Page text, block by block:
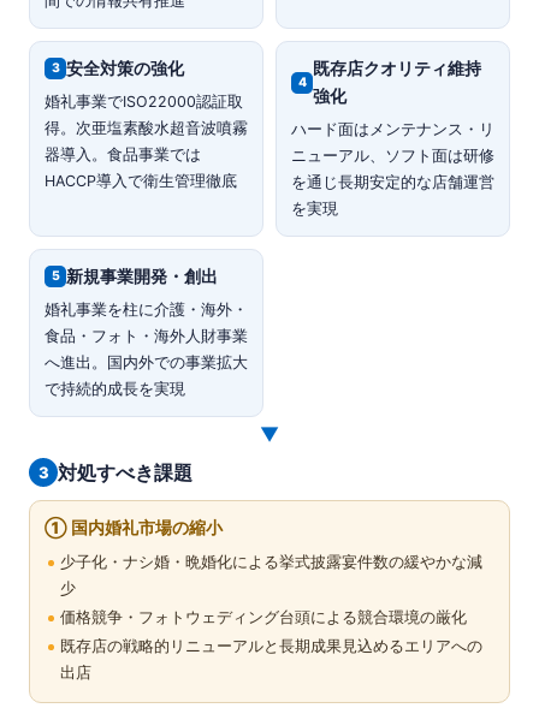
3 安全対策の強化
婚礼事業でISO22000認証取
得。次亜塩素酸水超音波噴霧
器導入。食品事業では
HACCP導入で衛生管理徹底
4
既存店クオリティ維持
強化
ハード面はメンテナンス・リ
ニューアル、ソフト面は研修
を通じ長期安定的な店舗運営
を実現
5 新規事業開発・創出
婚礼事業を柱に介護・海外・
食品・フォト・海外人財事業
へ進出。国内外での事業拡大
で持続的成長を実現
▼
3 対処すべき課題
① 国内婚礼市場の縮小
少子化・ナシ婚・晩婚化による挙式披露宴件数の緩やかな減
少
価格競争・フォトウェディング台頭による競合環境の厳化
既存店の戦略的リニューアルと長期成果見込めるエリアへの
出店